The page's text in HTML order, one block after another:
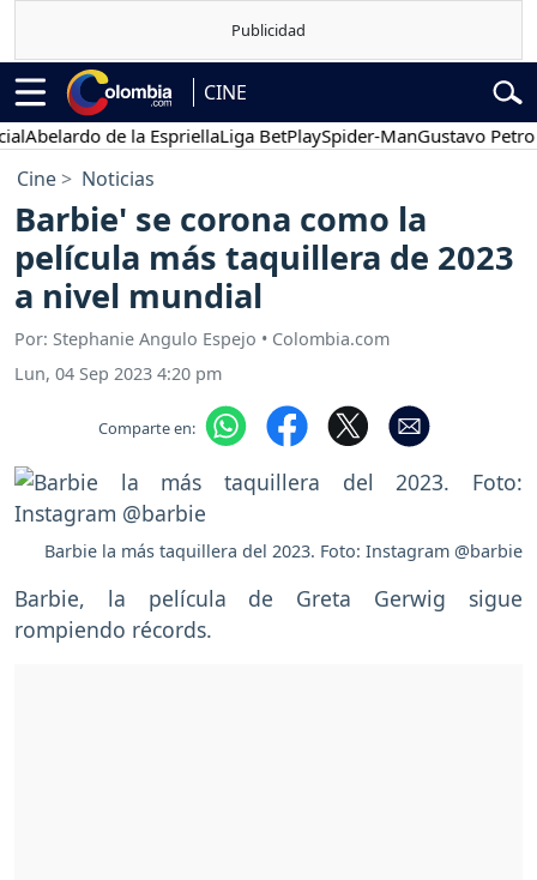
CINE
de la EspriellaLiga BetPlaySpider-ManGustavo Petro
Cine Noticias
Barbie' se corona como la
película más taquillera de 2023
a nivel mundial
Por: Stephanie Angulo Espejo • Colombia.com
Lun, 04 Sep 2023 4:20 pm
Comparte en:
Barbie la más taquillera del 2023. Foto: Instagram @barbie
Barbie, la película de Greta Gerwig sigue
rompiendo récords.